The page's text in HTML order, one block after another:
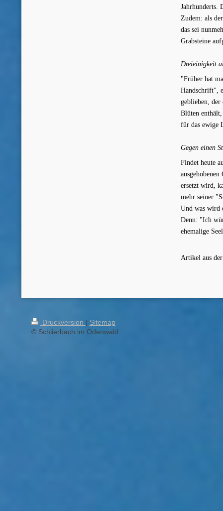
Jahrhunderts.
Zudem: als
das sei
Grabsteine
Dreieinigkeit
"Früher hat
Handschrift",
geblieben,
Blüten
für das ewige
Gegen einen
Findet heute
ersetzt wird,
mehr seiner
Und was wird
Denn: "Ich
ehemalige
Artikel aus
Druckversion | Sitemap
© Schlierbach im Odenwald